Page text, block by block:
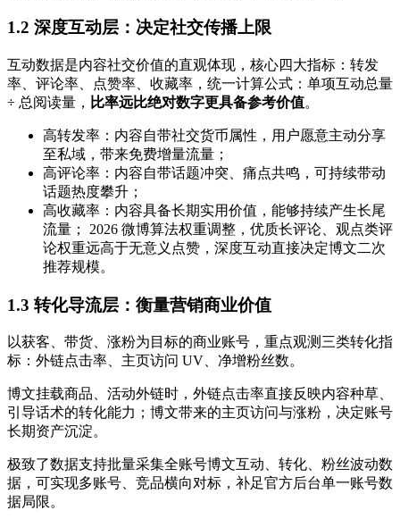
1.2 深度互动层：决定社交传播上限
互动数据是内容社交价值的直观体现，核心四大指标：转发
率、评论率、点赞率、收藏率，统一计算公式：单项互动总量
÷ 总阅读量， 比率远比绝对数字更具备参考价值。
高转发率：内容自带社交货币属性，用户愿意主动分享
至私域，带来免费增量流量；
高评论率：内容自带话题冲突、痛点共鸣，可持续带动
话题热度攀升；
高收藏率：内容具备长期实用价值，能够持续产生长尾
流量； 2026 微博算法权重调整，优质长评论、观点类评
论权重远高于无意义点赞，深度互动直接决定博文二次
推荐规模。
1.3 转化导流层：衡量营销商业价值
以获客、带货、涨粉为目标的商业账号，重点观测三类转化指
标：外链点击率、主页访问 UV、净增粉丝数。
博文挂载商品、活动外链时，外链点击率直接反映内容种草、
引导话术的转化能力；博文带来的主页访问与涨粉，决定账号
长期资产沉淀。
极致了数据支持批量采集全账号博文互动、转化、粉丝波动数
据，可实现多账号、竞品横向对标，补足官方后台单一账号数
据局限。